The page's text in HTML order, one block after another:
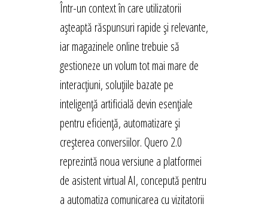
Într-un context în care utilizatorii
așteaptă răspunsuri rapide și relevante,
iar magazinele online trebuie să
gestioneze un volum tot mai mare de
interacțiuni, soluțiile bazate pe
inteligență artificială devin esențiale
pentru eficiență, automatizare și
creșterea conversiilor. Quero 2.0
reprezintă noua versiune a platformei
de asistent virtual AI, concepută pentru
a automatiza comunicarea cu vizitatorii